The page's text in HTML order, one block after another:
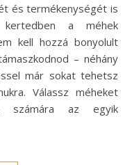
és termékenységét is
a méhek
kell hozzá bonyolult
– néhány
már sokat tehetsz
Válassz méheket
számára az egyik